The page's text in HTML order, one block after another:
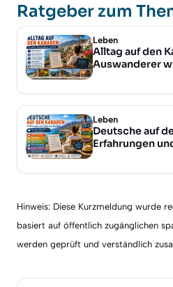
Ratgeber zum
Leben
Alltag auf den
Auswanderer
Leben
Deutsche auf
Erfahrungen
Hinweis: Diese Kurzmeldung wurde
basiert auf öffentlich zugänglichen
werden geprüft und verständlich